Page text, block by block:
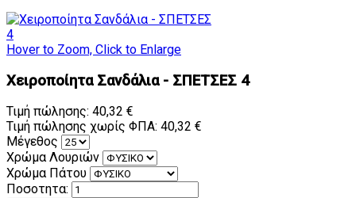
Hover to Zoom, Click to Enlarge
Χειροποίητα Σανδάλια - ΣΠΕΤΣΕΣ 4
Τιμή πώλησης: 40,32 €
Τιμή πώλησης χωρίς ΦΠΑ: 40,32 €
Μέγεθος
Χρώμα Λουριών
Χρώμα Πάτου
Ποσοτητα: